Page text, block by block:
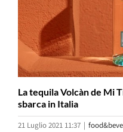
La tequila Volcàn de Mi
sbarca in Italia
21 Luglio 2021 11:37 |